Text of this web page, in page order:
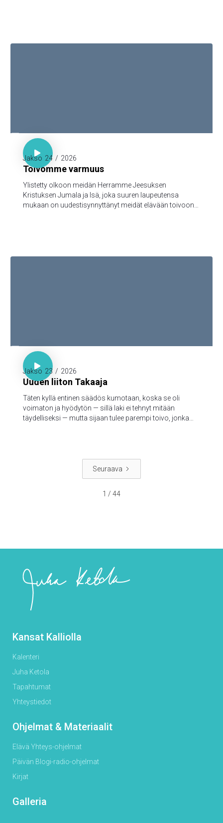
1. Piet. 1:3-5

Jakso 24 / 2026
Toivomme varmuus
Ylistetty olkoon meidän Herramme Jeesuksen
Kristuksen Jumala ja Isä, joka suuren laupeutensa
mukaan on uudestisynnyttänyt meidät elävään toivoon
kautta varjellutte pelastukseen, joka on valmis
Hepr. 7:18-19

Jakso 23 / 2026
Uuden liiton Takaaja
Täten kyllä entinen säädös kumotaan, koska se oli
voimaton ja hyödytön — sillä laki ei tehnyt mitään
täydelliseksi — mutta sijaan tulee parempi toivo, jonka
Seuraava
1 / 44
Kansat Kalliolla
Kalenteri
Juha Ketola
Tapahtumat
Yhteystiedot
Ohjelmat & Materiaalit
Elävä Yhteys-ohjelmat
Päivän Blogi-radio-ohjelmat
Kirjat
Galleria